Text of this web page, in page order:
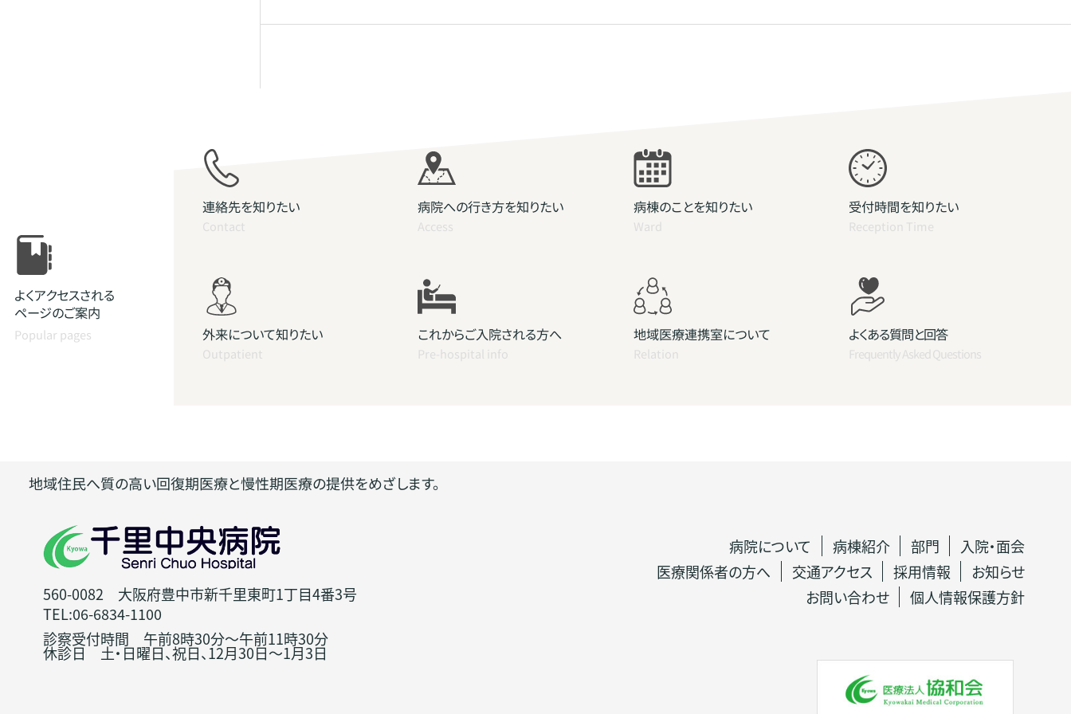
よくアクセスされる
ページのご案内
Popular pages
連絡先を知りたい
Contact
病院への行き方を知りたい
Access
病棟のことを知りたい
Ward
受付時間を知りたい
Reception Time
外来について知りたい
Outpatient
これからご入院される方へ
Pre-hospital info
地域医療連携室について
Relation
よくある質問と回答
Frequently Asked Questions
地域住民へ質の高い回復期医療と慢性期医療の提供をめざします。
560-0082 大阪府豊中市新千里東町1丁目4番3号
TEL:06-6834-1100
診察受付時間 午前8時30分～午前11時30分
休診日 土・日曜日、祝日、12月30日～1月3日
病院について 病棟紹介 部門
入院・面会
医療関係者の方へ
交通アクセス 採用情報
お知らせ
お問い合わせ
個人情報保護方針